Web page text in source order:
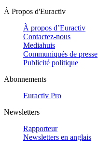
À Propos d'Euractiv
À propos d’Euractiv
Contactez-nous
Mediahuis
Communiqués de presse
Publicité politique
Abonnements
Euractiv Pro
Newsletters
Rapporteur
Newsletters en anglais